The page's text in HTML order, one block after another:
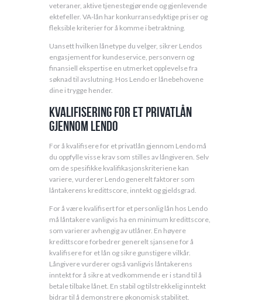
veteraner, aktive tjenestegjørende og gjenlevende
ektefeller. VA-lån har konkurransedyktige priser og
fleksible kriterier for å komme i betraktning.
Uansett hvilken lånetype du velger, sikrer Lendos
engasjement for kundeservice, personvern og
finansiell ekspertise en utmerket opplevelse fra
søknad til avslutning. Hos Lendo er lånebehovene
dine i trygge hender.
Kvalifisering for et privatlån
gjennom Lendo
For å kvalifisere for et privatlån gjennom Lendo må
du oppfylle visse krav som stilles av långiveren. Selv
om de spesifikke kvalifikasjonskriteriene kan
variere, vurderer Lendo generelt faktorer som
låntakerens kredittscore, inntekt og gjeldsgrad.
For å være kvalifisert for et personlig lån hos Lendo
må låntakere vanligvis ha en minimum kredittscore,
som varierer avhengig av utlåner. En høyere
kredittscore forbedrer generelt sjansene for å
kvalifisere for et lån og sikre gunstigere vilkår.
Långivere vurderer også vanligvis låntakerens
inntekt for å sikre at vedkommende er i stand til å
betale tilbake lånet. En stabil og tilstrekkelig inntekt
bidrar til å demonstrere økonomisk stabilitet.